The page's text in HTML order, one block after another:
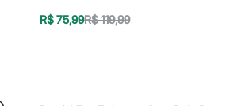
R$ 75,99R$ 119,99